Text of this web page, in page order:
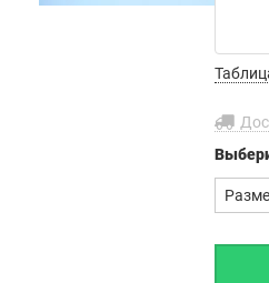
такжеПочта России
Бесплатная
транспортной